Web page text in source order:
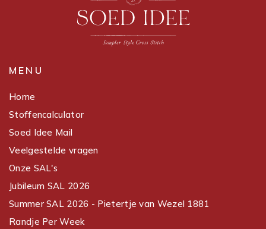
MENU
Home
Stoffencalculator
Soed Idee Mail
Veelgestelde vragen
Onze SAL's
Jubileum SAL 2026
Summer SAL 2026 - Pietertje van Wezel 1881
Randje Per Week